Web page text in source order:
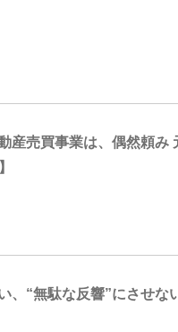
売買事業は、偶然頼み
、“無駄な反響”にさせ